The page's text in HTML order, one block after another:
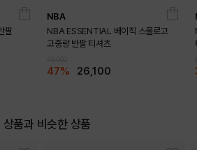
팔
NBA
NBA ESSENTIAL 베이직 스몰로고
고중량 반팔 티셔츠
47% 26,100
상품과 비슷한 상품